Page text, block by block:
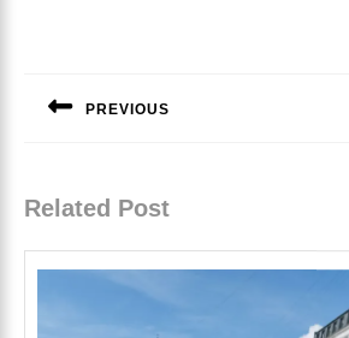
PREVIOUS
Related Post